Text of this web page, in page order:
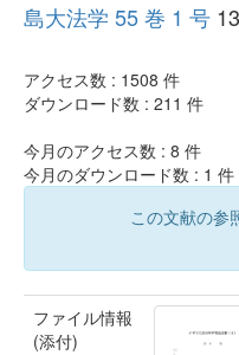
島大法学 55 巻 1 号
アクセス数 : 1508 件
ダウンロード数 : 211 件
今月のアクセス数 : 8 件
今月のダウンロード数 : 1 件
この文献の参
ファイル情報
(添付)